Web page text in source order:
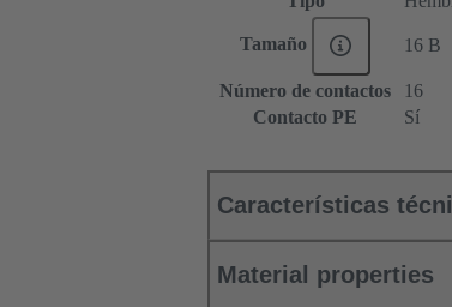
Tamaño 16 B
Número de contactos
16
Contacto PE
Sí
Características
Material properties